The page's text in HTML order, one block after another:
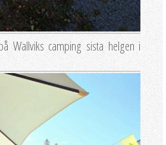
Wallviks camping sista helgen i